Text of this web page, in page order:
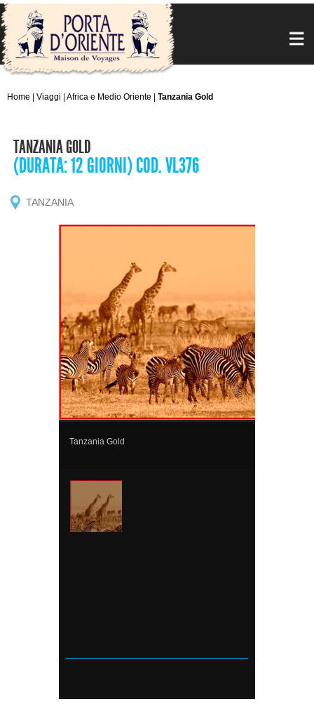
Home Viaggi Africa e Medio Oriente Tanzania Gold
TANZANIA GOLD
(DURATA: 12 GIORNI) COD. VL376
TANZANIA
Tanzania Gold